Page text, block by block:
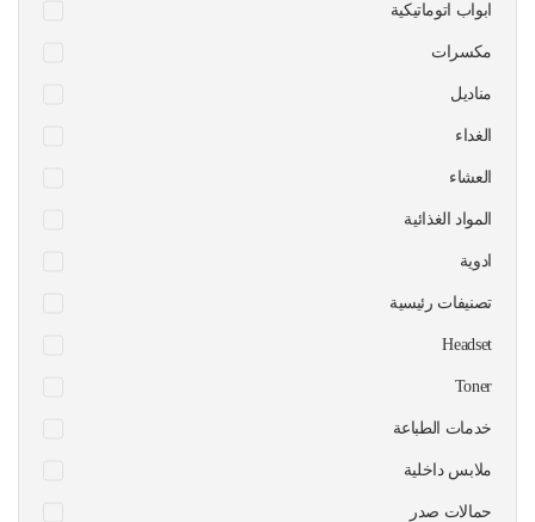
ابواب اتوماتيكية
مكسرات
مناديل
الغداء
العشاء
المواد الغذائية
ادوية
تصنيفات رئيسية
Headset
Toner
خدمات الطباعة
ملابس داخلية
حمالات صدر